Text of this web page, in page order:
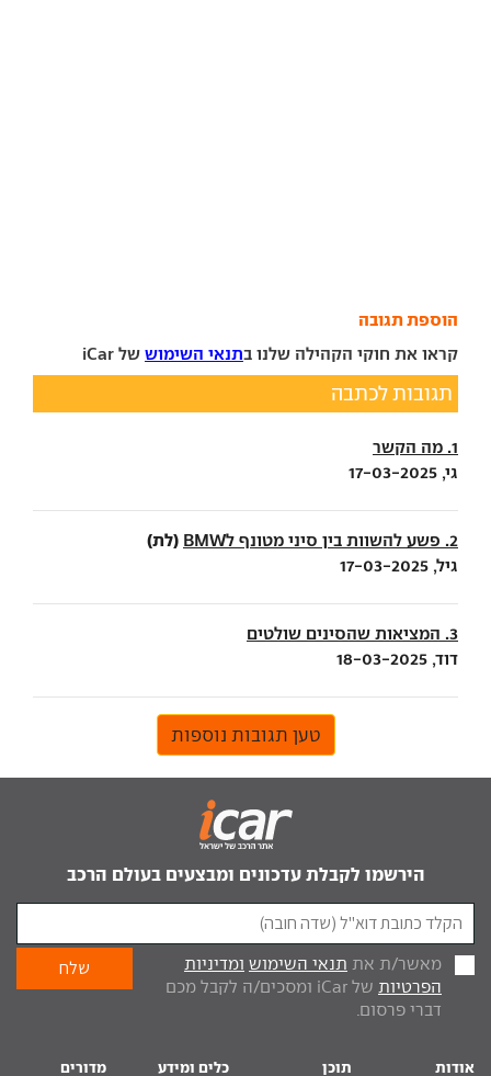
הוספת תגובה
קראו את חוקי הקהילה שלנו בתנאי השימוש של iCar
תגובות לכתבה
1. מה הקשר
גי, 17-03-2025
2. פשע להשוות בין סיני מטונף לBMW (לת)
גיל, 17-03-2025
3. המציאות שהסינים שולטים
דוד, 18-03-2025
טען תגובות נוספות
הירשמו לקבלת עדכונים ומבצעים בעולם הרכב
מאשר/ת את תנאי השימוש ומדיניות
הפרטיות
של iCar ומסכים/ה לקבל מכם
דברי פרסום.
אודות תוכן כלים ומידע מדורים